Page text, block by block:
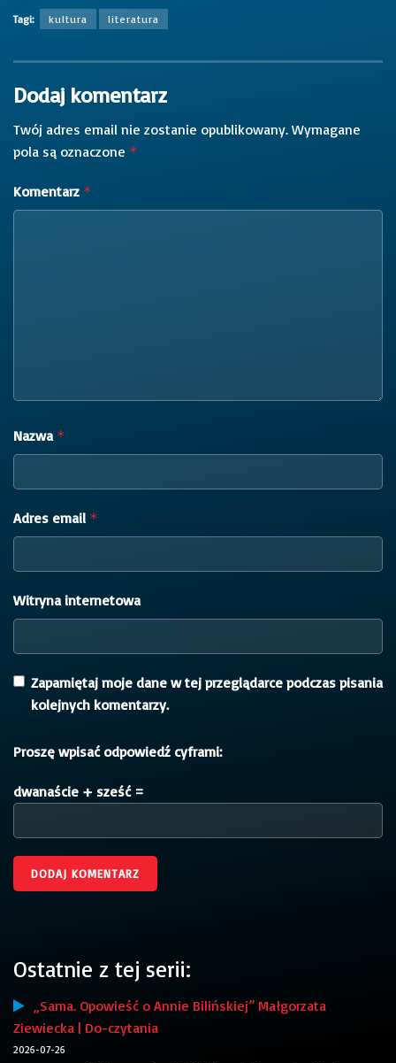
Tagi: kultura literatura
Dodaj komentarz
Twój adres email nie zostanie opublikowany. Wymagane
pola są oznaczone *
Komentarz *
Nazwa *
Adres email *
Witryna internetowa
Zapamiętaj moje dane w tej przeglądarce podczas pisania
kolejnych komentarzy.
Proszę wpisać odpowiedź cyframi:
dwanaście + sześć =
Ostatnie z tej serii:
„Sama. Opowieść o Annie Bilińskiej” Małgorzata
Ziewiecka | Do-czytania
2026-07-26